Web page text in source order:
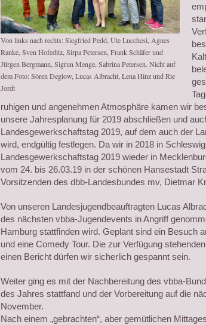
Von links nach rechts: Siegfried Pedd, Ute Lucchesi, Agnes
Ranke, Sven Hofeditz, Sirpa Petersen, Frank Schäfer und
Jürgen Bergmann, Sigrun Menge, Sabrina Petersen. Nicht auf
dem Foto: Sören Deglow, Lucas Albracht, Lena Hinz und Rie
Jordt
ruhigen und angenehmen Atmosphäre kamen wir
unsere Jahresplanung für 2019 abschließen und
Landesgewerkschaftstag 2019, auf dem auch der
wird, endgültig festlegen. Da wir in 2018 in
Landesgewerkschaftstag 2019 wieder in
vom 24. bis 26.03.19 in der schönen Hansestadt
Vorsitzenden des dbb-Landesbundes mv, Dietmar
Von unseren Landesjugendbeauftragten Lucas
des nächsten vbba-Jugendevents in Angriff
Hamburg stattfinden wird. Geplant sind ein Besuch
und eine Comedy Tour. Die zur Verfügung
einen Bericht dürfen wir sicherlich gespannt sein.
Weiter ging es mit der Nachbereitung des vbba-
des Jahres stattfand und der Vorbereitung auf die
November.
Nach einem „gebrachten“, aber gemütlichen